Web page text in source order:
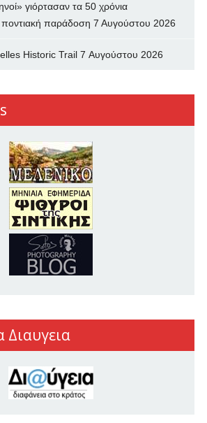
γιόρτασαν τα 50 χρόνια
παράδοση 7 Αυγούστου 2026
Historic Trail 7 Αυγούστου 2026